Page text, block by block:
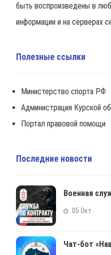
быть воспроизведены в
информации и на серверах
Полезные ссылки
Министерство спорта РФ
Администрация Курской
Портал правовой помощи
Последние новости
Военная
05 Окт
Чат-бот